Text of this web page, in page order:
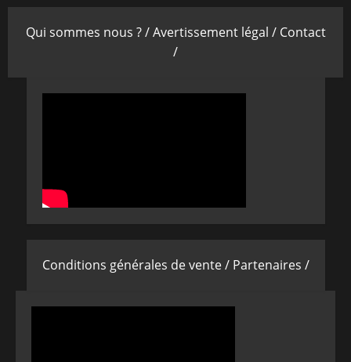
Qui sommes nous ? /Avertissement légal / Contact
/
Conditions générales de vente / Partenaires /